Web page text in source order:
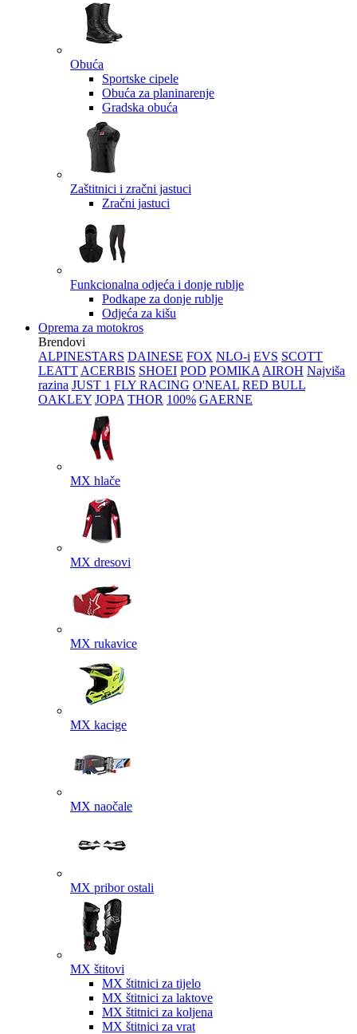
Obuća
Sportske cipele
Obuća za planinarenje
Gradska obuća
Zaštitnici i zračni jastuci
Zračni jastuci
Funkcionalna odjeća i donje rublje
Podkape za donje rublje
Odjeća za kišu
Oprema za motokros
Brendovi
ALPINESTARS DAINESE FOX NLO-i EVS SCOTT
LEATT ACERBIS SHOEI POD POMIKA AIROH Najviša
razina JUST 1 FLY RACING O'NEAL RED BULL
OAKLEY JOPA THOR 100% GAERNE
MX hlače
MX dresovi
MX rukavice
MX kacige
MX naočale
MX pribor ostali
MX štitovi
MX štitnici za tijelo
MX štitnici za laktove
MX štitnici za koljena
MX štitnici za vrat